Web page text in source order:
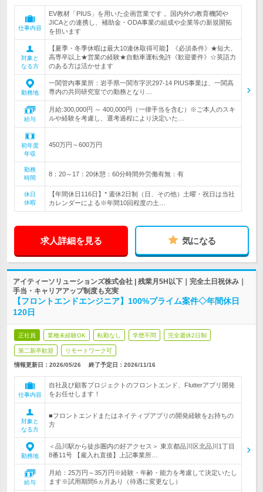
仕事内容
EV教材「PIUS」を用いた企画営業です 。国内外の教育機関や
JICAとの連携し、補助金・ODA事業の組成や企業等の新規開拓
を担います
対象と
なる方
【夏季・冬季休暇は最大10連休取得可能】《必須条件》★短大、
高専卒以上★営業の経験★自動車運転免許《歓迎要件》☆英語力
のある方は活かせます
勤務地
一関管内事業所：岩手県一関市字沢297-14 PIUS事業は、一関高
専内の共同研究室での勤務となり…
給与
月給:300,000円 ～ 400,000円（一律手当を含む）※ご本人のスキ
ルや経験を考慮し、選考過程により決定いた…
初年度
年収
450万円～600万円
勤務
時間
8：20～17：20休憩：60分時間外労働有無：有
休日
休暇
【年間休日116日】* 週休2日制（日、その他）土曜・祝日は当社
カレンダーによる※年間10回程度の土…
求人詳細を見る 気になる
アイティーソリューションズ株式会社 | 残業月5H以下｜完全土日祝休み｜
手当・キャリアアップ制度も充実
【フロントエンドエンジニア】100%プライム案件◇年間休日
120日
正社員 業種未経験OK 転勤なし 学歴不問 完全週休2日制
第二新卒歓迎 リモートワーク可
情報更新日：2026/05/26 終了予定日： 2026/11/16
仕事内容
自社及び顧客プロジェクトのフロントエンド、Flutterアプリ開発
をお任せします！
対象と
なる方
■フロントエンドまたはネイティブアプリの開発経験をお持ちの
方
勤務地
＜品川駅から徒歩圏内の好アクセス＞ 東京都品川区北品川1丁目
8番11号 【雇入れ直後】上記事業所…
給与
月給：25万円～35万円※経験・年齢・能力を考慮して決定いたし
ます※試用期間6ヵ月あり（待遇に変更なし）